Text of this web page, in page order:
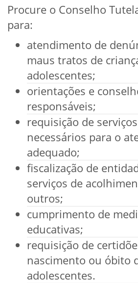
Procure o Conselho
para:
atendimento de
maus tratos de
adolescentes;
orientações e
responsáveis;
requisição de
necessários para o
adequado;
fiscalização de
serviços de
outros;
cumprimento de
educativas;
requisição de
nascimento ou óbito
adolescentes.